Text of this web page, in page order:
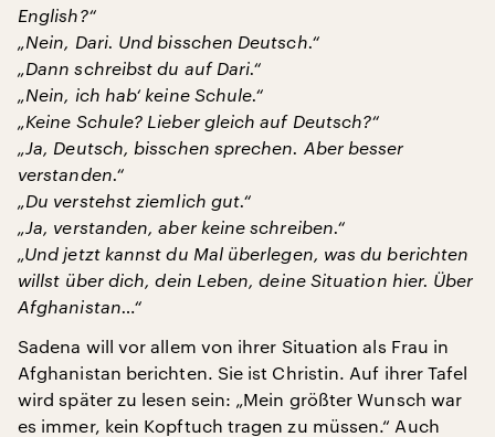
English?“
„Nein, Dari. Und bisschen Deutsch.“
„Dann schreibst du auf Dari.“
„Nein, ich hab‘ keine Schule.“
„Keine Schule? Lieber gleich auf Deutsch?“
„Ja, Deutsch, bisschen sprechen. Aber besser
verstanden.“
„Du verstehst ziemlich gut.“
„Ja, verstanden, aber keine schreiben.“
„Und jetzt kannst du Mal überlegen, was du berichten
willst über dich, dein Leben, deine Situation hier. Über
Afghanistan…“
Sadena will vor allem von ihrer Situation als Frau in
Afghanistan berichten. Sie ist Christin. Auf ihrer Tafel
wird später zu lesen sein: „Mein größter Wunsch war
es immer, kein Kopftuch tragen zu müssen.“ Auch